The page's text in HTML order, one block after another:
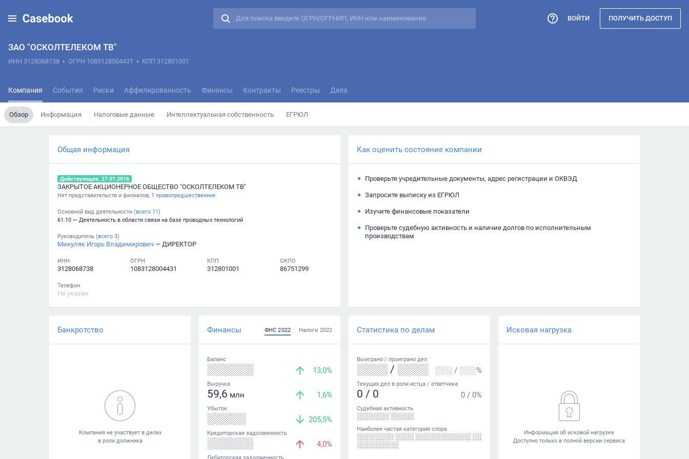
ЗАО "ОСКОЛТЕЛЕКОМ ТВ"
ИНН 3128068738 • ОГРН 1083128004431 • КПП 312801001
Компания События Риски Аффилированность Финансы Контракты Реестры Дела
Обзор Информация Налоговые данные Интеллектуальная собственность ЕГРЮЛ
ВОЙТИ ПОЛУЧИТЬ ДОСТУП
Общая информация
Действующее, 27.01.2016
ЗАКРЫТОЕ АКЦИОНЕРНОЕ ОБЩЕСТВО "ОСКОЛТЕЛЕКОМ ТВ"
Нет представительств и филиалов, 1 правопредшественник
Основной вид деятельности (всего 11)
61.10 — Деятельность в области связи на базе проводных технологий
Руководитель (всего 3)
Микуляк Игорь Владимирович — ДИРЕКТОР
ИНН
3128068738
ОГРН
1083128004431
КПП
312801001
ОКПО
86751299
Телефон
Не указан
Как оценить состояние компании
Проверьте учредительные документы, адрес регистрации и ОКВЭД
Запросите выписку из ЕГРЮЛ
Изучите финансовые показатели
Проверьте судебную активность и наличие долгов по исполнительным
производствам
Банкротство Финансы ФНС 2022 Налоги 2022
Баланс
░░░░░░ 13,0%
Выручка
59,6 млн 1,6%
Убыток
░░░░░ 205,5%
Кредиторская задолженность
░░░░░░ 4,0%
Дебиторская задолженность
Статистика по делам
Выиграно / проиграно дел
░░░░ / ░░░░ ░░░ / ░░░%
Текущих дел в роли истца / ответчика
0 / 0 0 / 0%
Судебная активность
░░░░░░░ ░░░░░
Наиболее частая категория спора
░░░░░░░░ ░░░░ ░░░░░░░░░░░░ ░░
░░░░░░░░░
Исковая нагрузка